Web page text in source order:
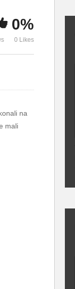
0%
0 Likes
na
mali